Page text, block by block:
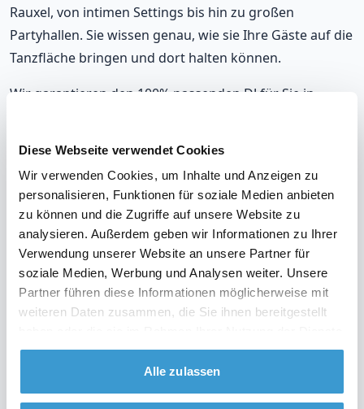
Diese Webseite verwendet Cookies
Wir verwenden Cookies, um Inhalte und Anzeigen zu
personalisieren, Funktionen für soziale Medien anbieten
zu können und die Zugriffe auf unsere Website zu
analysieren. Außerdem geben wir Informationen zu Ihrer
Verwendung unserer Website an unsere Partner für
soziale Medien, Werbung und Analysen weiter. Unsere
Partner führen diese Informationen möglicherweise mit
weiteren Daten zusammen, die Sie ihnen bereitgestellt
gesammelt haben.
Alle zulassen
Rauxel, von intimen Settings bis hin zu großen
Partyhallen. Sie wissen genau, wie sie Ihre Gäste auf die
Tanzfläche bringen und dort halten können.
Wir garantieren den 100% passenden DJ für Sie in
werden Sie immer richtig liegen.
Unsere DJs gehören zu den meistgebuchten in Castrop-
Rauxel, mit einer durchschnittlichen Bewertung von 9,2.
Und im unwahrscheinlichen Fall, dass Sie mit Ihrem DJ
nicht zufrieden sind? Erhalten Sie Ihr Geld zurück.
Sehen Sie sich das Video über unsere Arbeitsweise
an